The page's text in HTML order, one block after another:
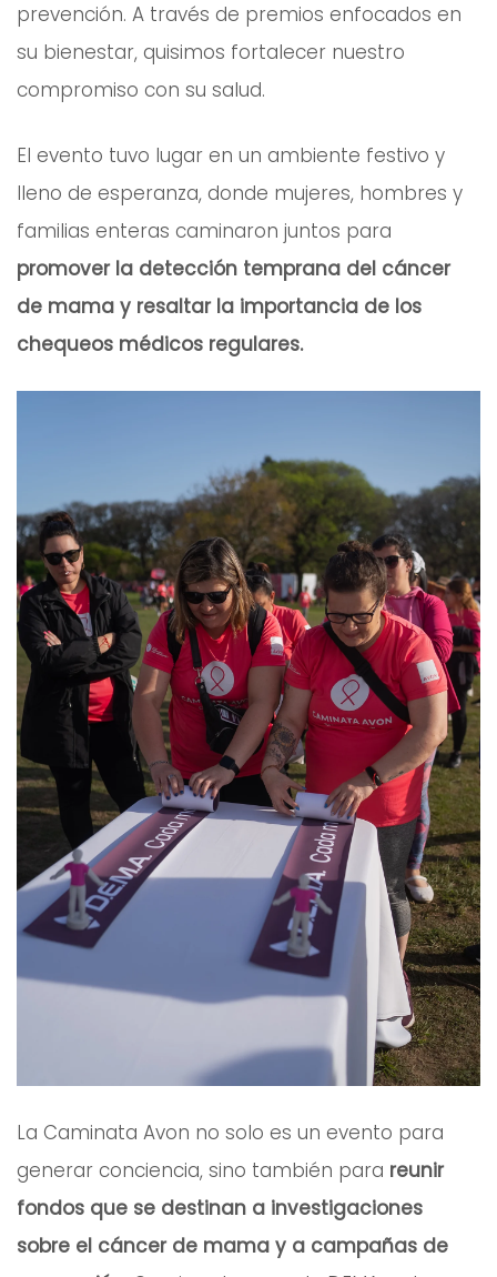
prevención. A través de premios enfocados en
su bienestar, quisimos fortalecer nuestro
compromiso con su salud.
El evento tuvo lugar en un ambiente festivo y
lleno de esperanza, donde mujeres, hombres y
familias enteras caminaron juntos para
promover la detección temprana del cáncer
de mama y resaltar la importancia de los
chequeos médicos regulares.
La Caminata Avon no solo es un evento para
generar conciencia, sino también para reunir
fondos que se destinan a investigaciones
sobre el cáncer de mama y a campañas de